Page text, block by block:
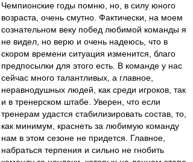
Чемпионские годы помню, но, в силу юного
возраста, очень смутно. Фактически, на моем
сознательном веку побед любимой команды я
не видел, но верю и очень надеюсь, что в
скором времени ситуация изменится, благо
предпосылки для этого есть. В команде у нас
сейчас много талантливых, а главное,
неравнодушных людей, как среди игроков, так
и в тренерском штабе. Уверен, что если
тренерам удастся стабилизировать состав, то,
как минимум, краснеть за любимую команду
нам в этом сезоне не придется. Главное,
набраться терпения и сильно не гнобить